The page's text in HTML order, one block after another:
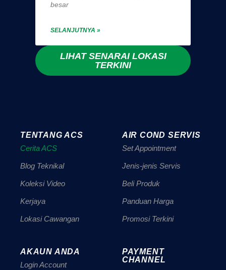
besar
SELANJUTNYA »
LIHAT SENARAI LOKASI
TERKINI
TENTANG ACS
Cerita ACS
Blog Teknikal
Koleksi Video
Kerjaya
Lokasi Cawangan
AIR COND SERVIS
Set Appointment
Jenis-jenis Servis
Beli Produk
Panduan Harga
Promosi Terkini
AKAUN ANDA
Login Account
PAYMENT
CHANNEL